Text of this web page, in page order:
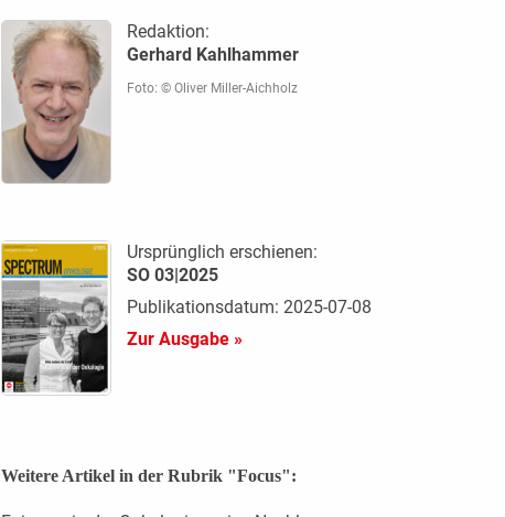
Redaktion:
Gerhard Kahlhammer
Foto: © Oliver Miller-Aichholz
Ursprünglich erschienen:
SO 03|2025
Publikationsdatum: 2025-07-08
Zur Ausgabe »
Weitere Artikel in der Rubrik "Focus":